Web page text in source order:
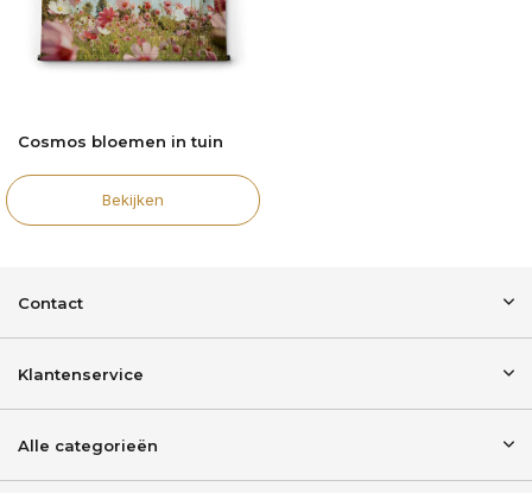
Cosmos bloemen in tuin
Bekijken
Contact
Klantenservice
Alle categorieën